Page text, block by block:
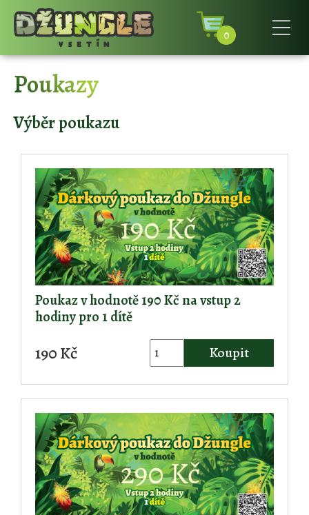
0
Poukazy
Výběr poukazu
Poukaz v hodnotě 190 Kč na vstup 2
hodiny pro 1 dítě
190 Kč Koupit